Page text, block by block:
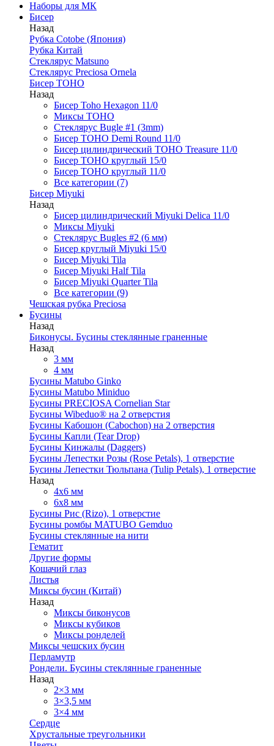
Наборы для МК
Бисер
Назад
Рубка Cotobe (Япония)
Рубка Китай
Стеклярус Matsuno
Стеклярус Preciosa Ornela
Бисер TOHO
Назад
Бисер Toho Hexagon 11/0
Миксы TOHO
Стеклярус Bugle #1 (3mm)
Бисер TOHO Demi Round 11/0
Бисер цилиндрический TOHO Treasure 11/0
Бисер TOHO круглый 15/0
Бисер TOHO круглый 11/0
Все категории (7)
Бисер Miyuki
Назад
Бисер цилиндрический Miyuki Delica 11/0
Миксы Miyuki
Стеклярус Bugles #2 (6 мм)
Бисер круглый Miyuki 15/0
Бисер Miyuki Tila
Бисер Miyuki Half Tila
Бисер Miyuki Quarter Tila
Все категории (9)
Чешская рубка Preciosa
Бусины
Назад
Биконусы. Бусины стеклянные граненные
Назад
3 мм
4 мм
Бусины Matubo Ginko
Бусины Matubo Miniduo
Бусины PRECIOSA Cornelian Star
Бусины Wibeduo® на 2 отверстия
Бусины Кабошон (Cabochon) на 2 отверстия
Бусины Капли (Tear Drop)
Бусины Кинжалы (Daggers)
Бусины Лепестки Розы (Rose Petals), 1 отверстие
Бусины Лепестки Тюльпана (Tulip Petals), 1 отверстие
Назад
4x6 мм
6x8 мм
Бусины Рис (Rizo), 1 отверстие
Бусины ромбы MATUBO Gemduo
Бусины стеклянные на нити
Гематит
Другие формы
Кошачий глаз
Листья
Миксы бусин (Китай)
Назад
Миксы биконусов
Миксы кубиков
Миксы ронделей
Миксы чешских бусин
Перламутр
Рондели. Бусины стеклянные граненные
Назад
2×3 мм
3×3,5 мм
3×4 мм
Сердце
Хрустальные треугольники